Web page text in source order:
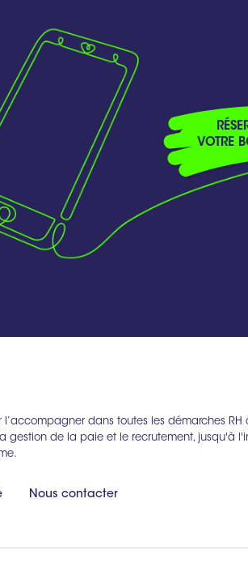
VOTRE
dans toutes les démarches RH
gestion de la paie et le recrutement, jusqu'à
Nous contacter